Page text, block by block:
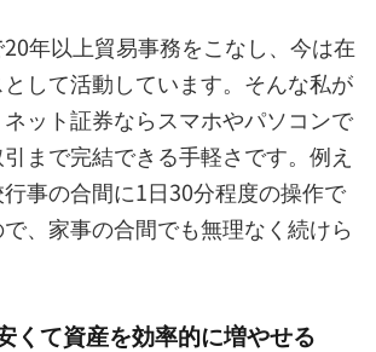
年以上貿易事務をこなし、今は在
して活動しています。そんな私が
ット証券ならスマホやパソコンで
まで完結できる手軽さです。例え
事の合間に1日30分程度の操作で
、家事の合間でも無理なく続けら
くて資産を効率的に増やせる